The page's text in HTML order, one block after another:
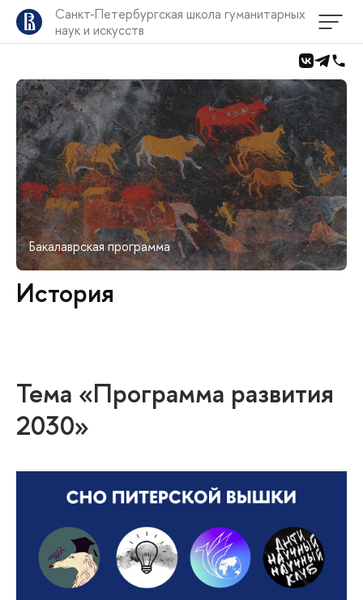
Санкт-Петербургская школа гуманитарных
наук и искусств
Бакалаврская программа
История
Тема «Программа развития
2030»